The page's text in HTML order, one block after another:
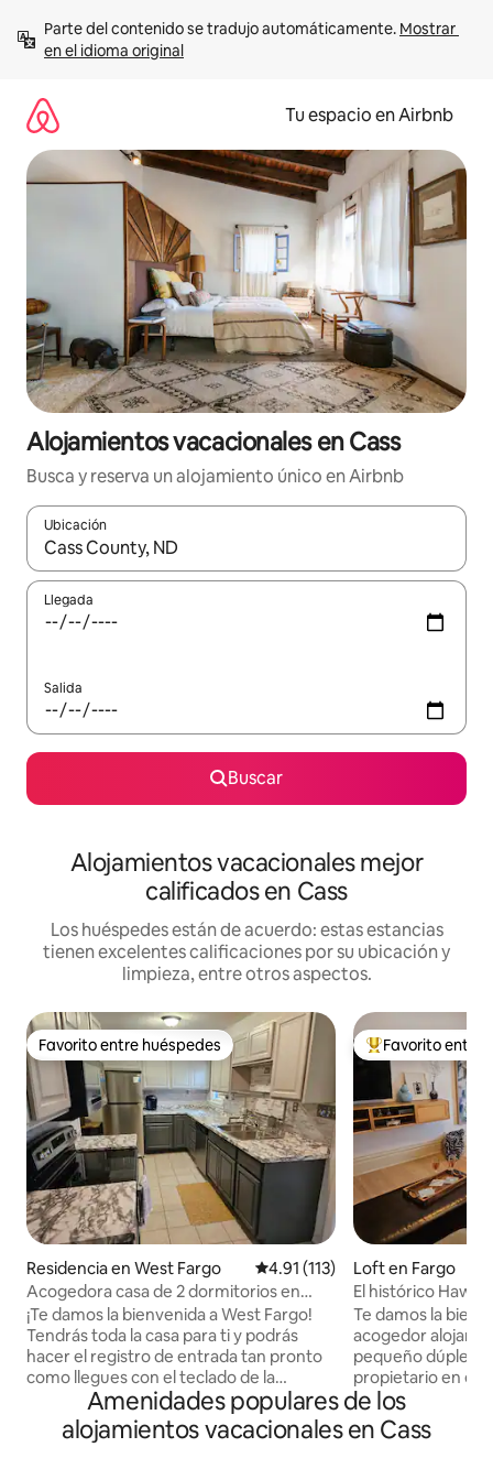
contenido
Parte del contenido se tradujo automáticamente. Mostrar
en el idioma original
Tu espacio en Airbnb
Alojamientos vacacionales en Cass
Busca y reserva un alojamiento único en Airbnb
Ubicación
Cuando los resultados estén disponibles, podrás navegar
Llegada
Salida
Buscar
Alojamientos vacacionales mejor
calificados en Cass
Los huéspedes están de acuerdo: estas estancias
tienen excelentes calificaciones por su ubicación y
limpieza, entre otros aspectos.
Favorito entre huéspedes
Favorito entre huéspedes
Residencia en West Fargo Calificación promedio: 4.91 de
4.91 (113)
Acogedora casa de 2 dormitorios en
West Fargo con garaje para 2 coches
¡Te damos la bienvenida a West Fargo!
Tendrás toda la casa para ti y podrás
hacer el registro de entrada tan pronto
como llegues con el teclado de la
cerradura inteligente. 2 dormitorios, 2
baños. Cama completa arriba, cama
tamaño king abajo. Internet por cable de
De los mejores
Favorito entre
Loft en Fargo
El histórico
Te damos la
acogedor
pequeño dúplex
propietario en el
completamente
su propia entrada
ofrece total
Amenidades populares de los
alojamientos vacacionales en Cass